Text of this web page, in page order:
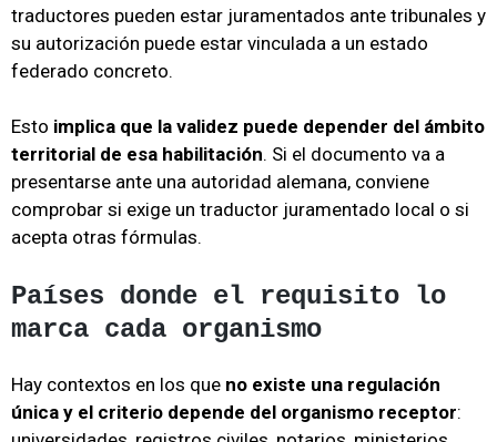
traductores pueden estar juramentados ante tribunales y
su autorización puede estar vinculada a un estado
federado concreto.
Esto implica que la validez puede depender del ámbito
territorial de esa habilitación. Si el documento va a
presentarse ante una autoridad alemana, conviene
comprobar si exige un traductor juramentado local o si
acepta otras fórmulas.
Países donde el requisito lo
marca cada organismo
Hay contextos en los que no existe una regulación
única y el criterio depende del organismo receptor: